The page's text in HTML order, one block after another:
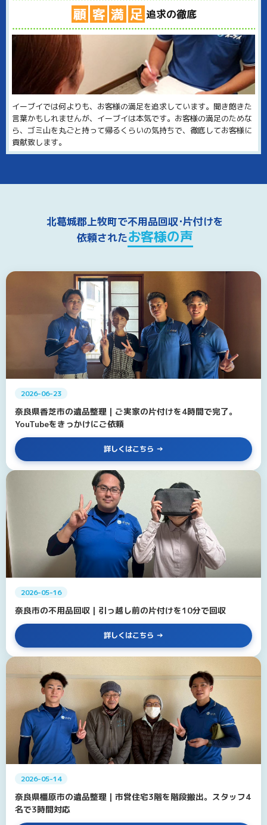
顧 客 満 足 追求の徹底
イーブイでは何よりも、お客様の満足を追求しています。聞き飽きた
言葉かもしれませんが、イーブイは本気です。お客様の満足のためな
ら、ゴミ山を丸ごと持って帰るくらいの気持ちで、徹底してお客様に
貢献致します。
北葛城郡上牧町で不用品回収･片付けを
依頼されたお客様の声
2026-06-23
奈良県香芝市の遺品整理｜ご実家の片付けを4時間で完了。
YouTubeをきっかけにご依頼
詳しくはこちら
2026-05-16
奈良市の不用品回収｜引っ越し前の片付けを10分で回収
詳しくはこちら
2026-05-14
奈良県橿原市の遺品整理｜市営住宅3階を階段搬出。スタッフ4
名で3時間対応